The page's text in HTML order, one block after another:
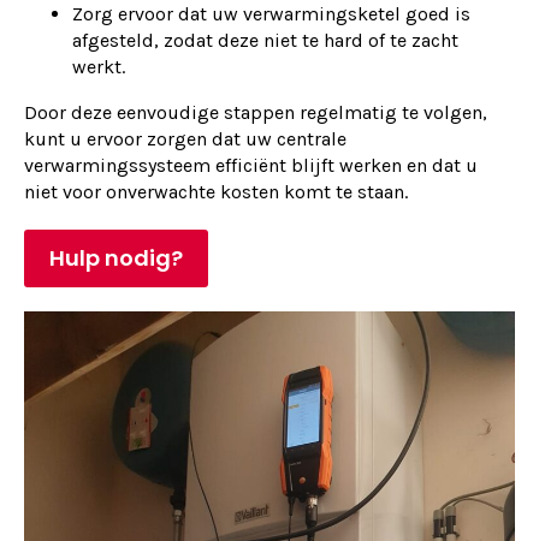
Zorg ervoor dat uw verwarmingsketel goed is
afgesteld, zodat deze niet te hard of te zacht
werkt.
Door deze eenvoudige stappen regelmatig te volgen,
kunt u ervoor zorgen dat uw centrale
verwarmingssysteem efficiënt blijft werken en dat u
niet voor onverwachte kosten komt te staan.
Hulp nodig?